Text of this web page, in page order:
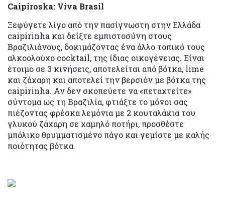
Caipiroska: Viva Brasil
Ξεφύγετε λίγο από την πασίγνωστη στην Ελλάδα
caipirinha και δείξτε εμπιστοσύνη στους
Βραζιλιάνους, δοκιμάζοντας ένα άλλο τοπικό τους
αλκοολούχο cocktail, της ίδιας οικογένειας. Είναι
έτοιμο σε 3 κινήσεις, αποτελείται από βότκα, lime
και ζάχαρη και αποτελεί την βερσιόν με βότκα της
caipirinha. Αν δεν σκοπεύετε να «πεταχτείτε»
σύντομα ως τη Βραζιλία, φτιάξτε το μόνοι σας
πιέζοντας φρέσκα λεμόνια με 2 κουταλάκια του
γλυκού ζάχαρη σε χαμηλό ποτήρι, προσθέστε
μπόλικο θρυμματισμένο πάγο και γεμίστε με καλής
ποιότητας βότκα.